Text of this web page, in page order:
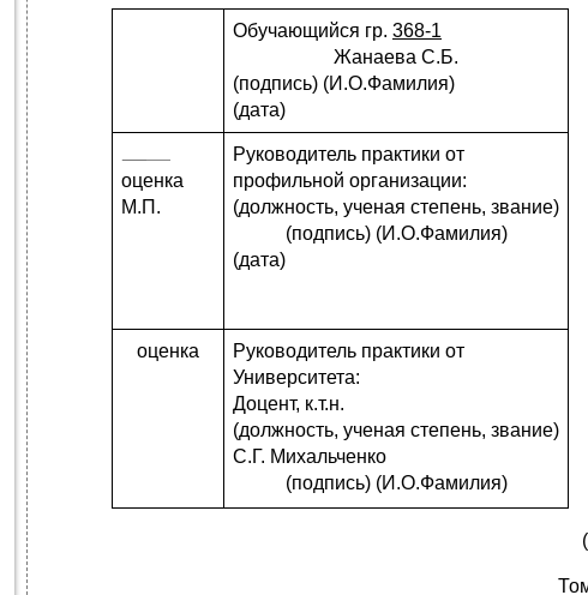
Обучающийся гр. 368-1
Жанаева С.Б.
(подпись) (И.О.Фамилия)
(дата)
оценка
М.П.
Руководитель практики от
профильной организации:
(должность, ученая степень, звание)
(подпись) (И.О.Фамилия)
(дата)
оценка
Руководитель практики от
Университета:
Доцент, к.т.н.
(должность, ученая степень, звание)
С.Г. Михальченко
(подпись) (И.О.Фамилия)